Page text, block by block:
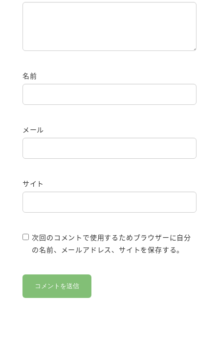
名前
メール
サイト
次回のコメントで使用するためブラウザーに自分
の名前、メールアドレス、サイトを保存する。